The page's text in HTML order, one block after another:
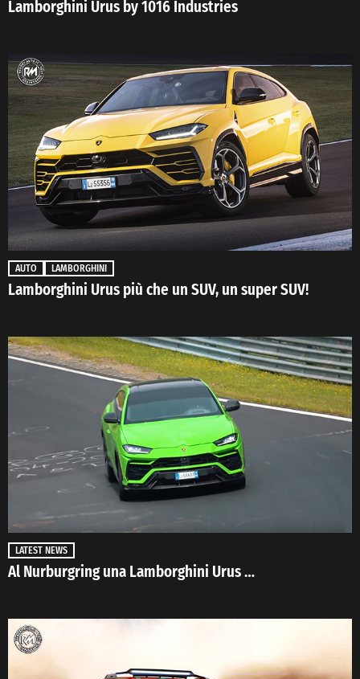
Lamborghini Urus by 1016 Industries
AUTO LAMBORGHINI
Lamborghini Urus più che un SUV, un super SUV!
LATEST NEWS
Al Nurburgring una Lamborghini Urus …